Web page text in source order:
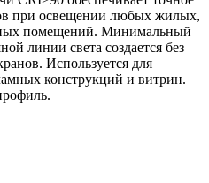
при освещении любых жилых,
помещений. Минимальный
линии света создается без
Используется для
конструкций и витрин.